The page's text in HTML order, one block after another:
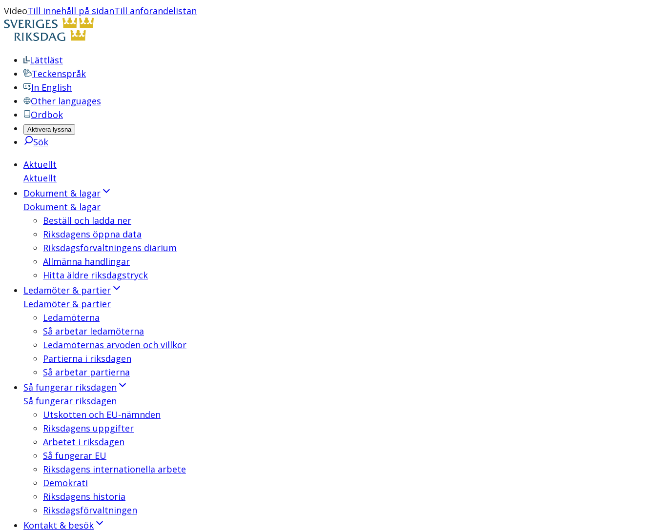
VideoTill innehåll på sidanTill anförandelistan
Lättläst
Teckenspråk
In English
Other languages
Ordbok
Aktivera lyssna
Sök
Aktuellt
Aktuellt
Dokument & lagar
Dokument & lagar
Beställ och ladda ner
Riksdagens öppna data
Riksdagsförvaltningens diarium
Allmänna handlingar
Hitta äldre riksdagstryck
Ledamöter & partier
Ledamöter & partier
Ledamöterna
Så arbetar ledamöterna
Ledamöternas arvoden och villkor
Partierna i riksdagen
Så arbetar partierna
Så fungerar riksdagen
Så fungerar riksdagen
Utskotten och EU-nämnden
Riksdagens uppgifter
Arbetet i riksdagen
Så fungerar EU
Riksdagens internationella arbete
Demokrati
Riksdagens historia
Riksdagsförvaltningen
Kontakt & besök